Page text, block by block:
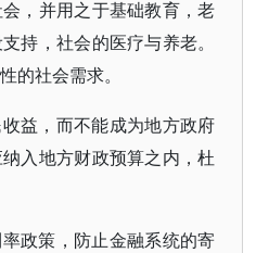
，并用之于基础教育，老
持，社会的医疗与养老。
的社会需求。
益，而不能成为地方政府
入地方财政预算之内，杜
政策，防止金融系统的寄